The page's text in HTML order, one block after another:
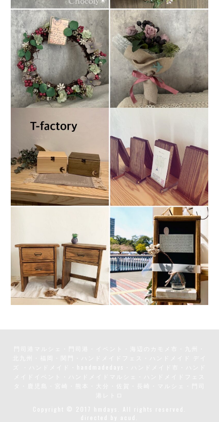
門司港マルシェ・門司港・イベント・海辺のカモメ市・九州・
ズ ・ハンドメイド・handmadedays・ハンドメイド市・ハンド
タ・鹿児島・宮崎・熊本・大分・佐賀・長崎・マルシェ・門司
Copyright © 2017 hmdays. All rights reserved.
directed by acud.